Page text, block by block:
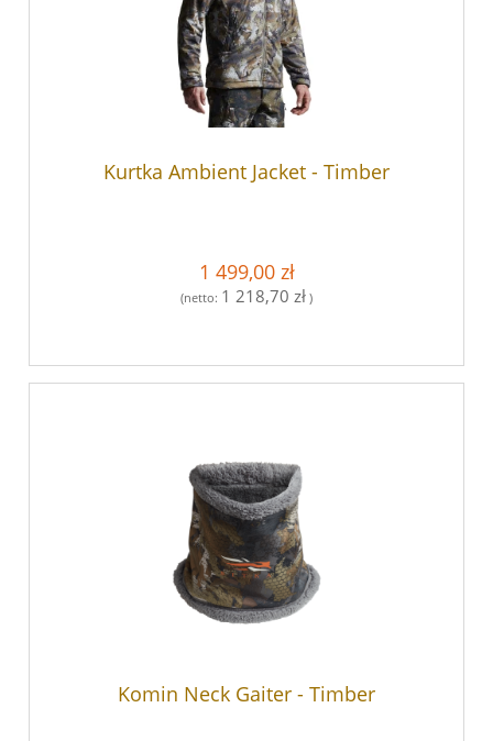
Kurtka Ambient Jacket - Timber
1 499,00 zł
(netto: 1 218,70 zł )
Komin Neck Gaiter - Timber